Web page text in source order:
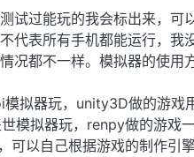
试过能玩的我会标出来，可
代表所有手机都能运行，我
况都不一样。模拟器的使用
拟器玩，unity3D做的游戏
模拟器玩，renpy做的游戏
以自己根据游戏的制作引